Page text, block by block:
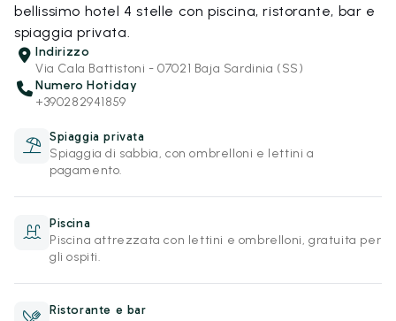
bellissimo hotel 4 stelle con piscina, ristorante, bar e
spiaggia privata.
Indirizzo
Via Cala Battistoni - 07021 Baja Sardinia (SS)
Numero Hotiday
+390282941859
Spiaggia privata
Spiaggia di sabbia, con ombrelloni e lettini a
pagamento.
Piscina
Piscina attrezzata con lettini e ombrelloni, gratuita per
gli ospiti.
Ristorante e bar